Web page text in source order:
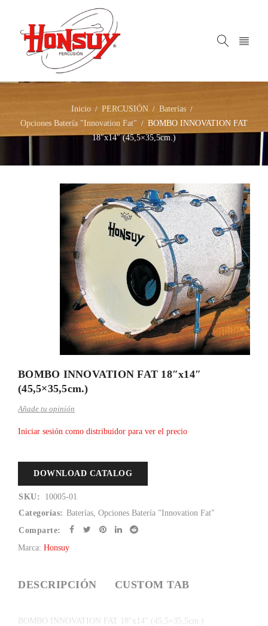
Inicio / PERCUSIÓN / Baterías /
Opciones Batería "Innovation Fat" / BOMBO INNOVATION FAT
18″x14″ (45,5×35,5cm.)
BOMBO INNOVATION FAT 18″x14″
(45,5×35,5cm.)
Añade tu opinión
Iniciar sesión como distribuidor para ver el precio
DOWNLOAD CATALOG
SKU:
10005-01
Categorías: Baterías, Opciones Batería "Innovation Fat"
Comparte:
Marca: Honsuy
DESCRIPCIÓN CUSTOM TAB
BOMBO INNOVATION FAT 18″x14″ (45,5×35,5cm.)